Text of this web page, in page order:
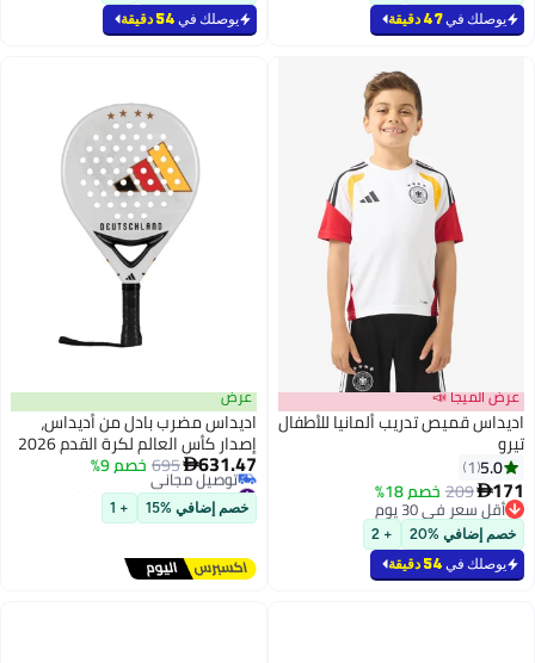
يوصلك في47 دقيقة يوصلك في 54 دقيقة
عرض الميجا 📣
اديداس قميص تدريب ألمانيا للأطفال
تيرو
5.0
1
171
209 خصم 18%
أقل سعر في 30 يوم
أقل سعر في 30 يوم
خصم إضافي %20 + 2
يوصلك في 54 دقيقة
عرض
اديداس مضرب بادل من أديداس،
إصدار كأس العالم لكرة القدم 2026
ألمانيا، بإطار خفيف الوزن ومتين،
ومقبض مريح، وتصميم احترافي
عالي الأداء للاعبين المحترفين
والهواة.
631.47
695 خصم 9%
#21 في مضارب تنس باديل
أقل سعر في 30 يوم
توصيل مجاني
خصم إضافي %15 + 1